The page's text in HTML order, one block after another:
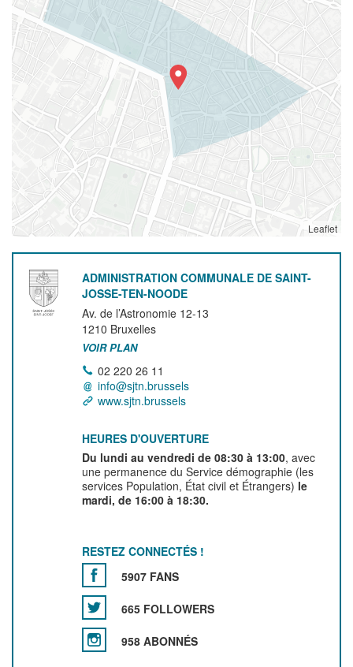
Leaflet
ADMINISTRATION COMMUNALE DE SAINT-
JOSSE-TEN-NOODE
Av. de l’Astronomie 12-13
1210 Bruxelles
VOIR PLAN
02 220 26 11
info@sjtn.brussels
www.sjtn.brussels
HEURES D'OUVERTURE
Du lundi au vendredi de 08:30 à 13:00, avec
une permanence du Service démographie (les
services Population, État civil et Étrangers) le
mardi, de 16:00 à 18:30.
RESTEZ CONNECTÉS !
5907 FANS
665 FOLLOWERS
958 ABONNÉS